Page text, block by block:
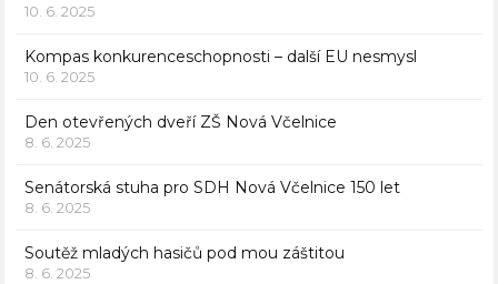
10. 6. 2025
Kompas konkurenceschopnosti – další EU nesmysl
10. 6. 2025
Den otevřených dveří ZŠ Nová Včelnice
8. 6. 2025
Senátorská stuha pro SDH Nová Včelnice 150 let
8. 6. 2025
Soutěž mladých hasičů pod mou záštitou
8. 6. 2025